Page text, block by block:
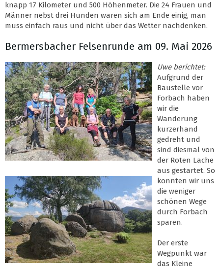
knapp 17 Kilometer und 500 Höhenmeter. Die 24 Frauen und
Männer nebst drei Hunden waren sich am Ende einig, man
muss einfach raus und nicht über das Wetter nachdenken.
Bermersbacher Felsenrunde am 09. Mai 2026
Uwe berichtet:
Aufgrund der
Baustelle vor
Forbach haben
wir die
Wanderung
kurzerhand
gedreht und
sind diesmal von
der Roten Lache
aus gestartet. So
konnten wir uns
die weniger
schönen Wege
durch Forbach
sparen.
Der erste
Wegpunkt war
das Kleine